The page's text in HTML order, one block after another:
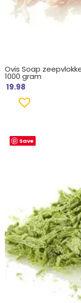
Ovis Soap
1000 gram
19.98
Save